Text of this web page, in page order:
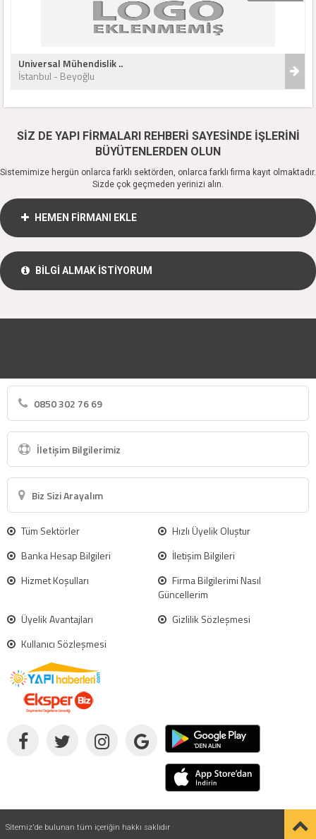
Universal Mühendislik ..
İstanbul - Beyoğlu
SİZ DE YAPI FİRMALARI REHBERİ SAYESİNDE İŞLERİNİ
BÜYÜTENLERDEN OLUN
Sistemimize hergün onlarca farklı sektörden, onlarca farklı firma kayıt olmaktadır.
Sizde çok geçmeden yerinizi alın.
HEMEN FİRMANI EKLE
BİLGİ ALMAK İSTİYORUM
0850 302 76 69
İletişim Bilgilerimiz
Biz Sizi Arayalım
Tüm Sektörler
Hızlı Üyelik Oluştur
Banka Hesap Bilgileri
İletişim Bilgileri
Hizmet Koşulları
Firma Bilgilerimi Nasıl
Güncellerim
Üyelik Avantajları
Gizlilik Sözleşmesi
Kullanıcı Sözleşmesi
Sitemiz'de bulunan tüm içeriğin hakkı saklıdır